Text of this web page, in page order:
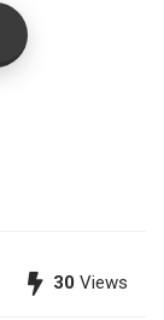
30 Views